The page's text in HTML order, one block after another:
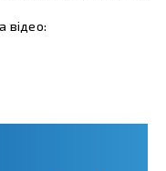
відео: